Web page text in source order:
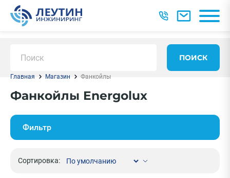
ПОИСК
Главная Магазин Фанкойлы
Фанкойлы Energolux
Фильтр
Сортировка: